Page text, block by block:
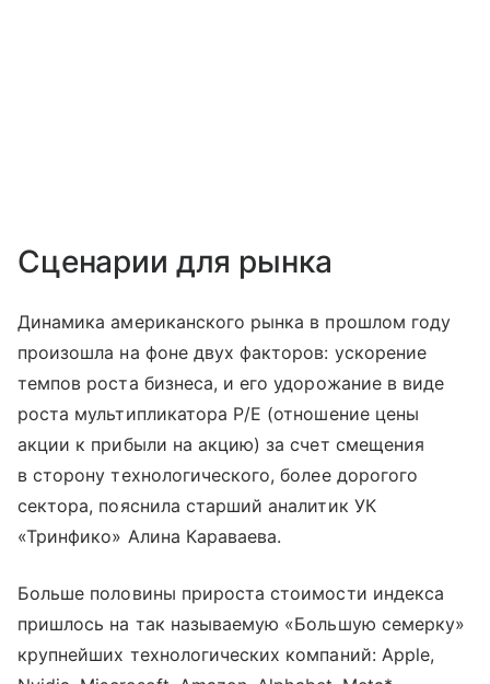
Сценарии для рынка
Динамика американского рынка в прошлом году
произошла на фоне двух факторов: ускорение
темпов роста бизнеса, и его удорожание в виде
роста мультипликатора P/E (отношение цены
акции к прибыли на акцию) за счет смещения
в сторону технологического, более дорогого
сектора, пояснила старший аналитик УК
«Тринфико» Алина Караваева.
Больше половины прироста стоимости индекса
пришлось на так называемую «Большую семерку»
крупнейших технологических компаний: Apple,